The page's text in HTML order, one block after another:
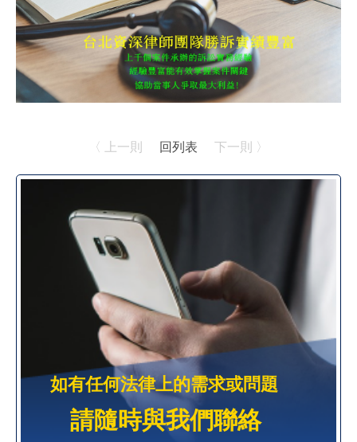
〈 上一則 回列表 下一則 〉
如有任何法律上的需求或問題
請隨時與我們聯絡